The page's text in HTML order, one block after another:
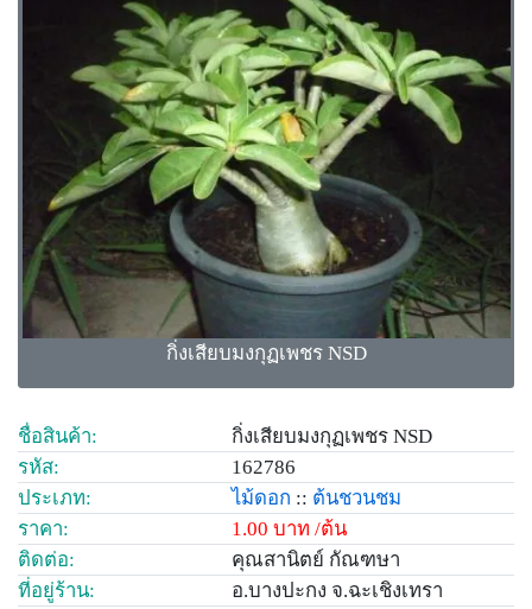
กิ่งเสียบมงกุฏเพชร NSD
ชื่อสินค้า:
กิ่งเสียบมงกุฏเพชร NSD
รหัส:
162786
ประเภท:
ไม้ดอก :: ต้นชวนชม
ราคา:
1.00 บาท /ต้น
ติดต่อ:
คุณสานิตย์ กัณฑษา
ที่อยู่ร้าน:
อ.บางปะกง จ.ฉะเชิงเทรา